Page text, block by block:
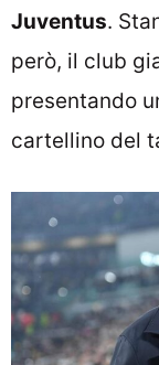
Juventus.
però, il club
presentando
cartellino del